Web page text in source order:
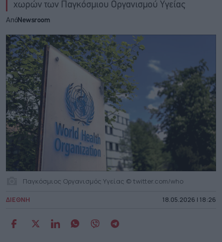
χωρών των Παγκόσμιου Οργανισμού Υγείας
ΑπόNewsroom
Παγκόσμιος Οργανισμός Υγείας © twitter.com/who
ΔΙΕΘΝΗ 18.05.2026 | 18:26